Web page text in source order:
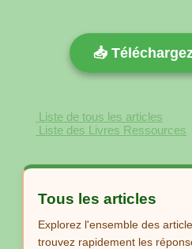
📥
Liste de tous les articles
Liste des Livres Ressources
Tous les articles
Explorez l'ensemble des
trouvez rapidement les